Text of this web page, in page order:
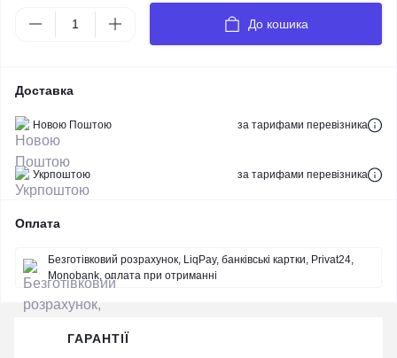
До кошика
Доставка
Новою Поштою за тарифами перевізника
Укрпоштою за тарифами перевізника
Оплата
Безготівковий розрахунок, LiqPay, банківські картки, Privat24,
Monobank, оплата при отриманні
ГАРАНТІЇ